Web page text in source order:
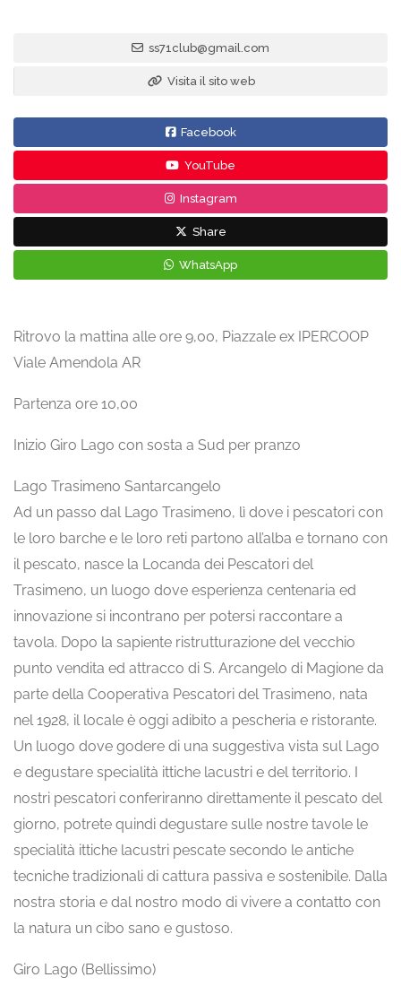
ss71club@gmail.com
Visita il sito web
Facebook
YouTube
Instagram
Share
WhatsApp
Ritrovo la mattina alle ore 9,00, Piazzale ex IPERCOOP
Viale Amendola AR
Partenza ore 10,00
Inizio Giro Lago con sosta a Sud per pranzo
Lago Trasimeno Santarcangelo
Ad un passo dal Lago Trasimeno, lì dove i pescatori con
le loro barche e le loro reti partono all’alba e tornano con
il pescato, nasce la Locanda dei Pescatori del
Trasimeno, un luogo dove esperienza centenaria ed
innovazione si incontrano per potersi raccontare a
tavola. Dopo la sapiente ristrutturazione del vecchio
punto vendita ed attracco di S. Arcangelo di Magione da
parte della Cooperativa Pescatori del Trasimeno, nata
nel 1928, il locale è oggi adibito a pescheria e ristorante.
Un luogo dove godere di una suggestiva vista sul Lago
e degustare specialità ittiche lacustri e del territorio. I
nostri pescatori conferiranno direttamente il pescato del
giorno, potrete quindi degustare sulle nostre tavole le
specialità ittiche lacustri pescate secondo le antiche
tecniche tradizionali di cattura passiva e sostenibile. Dalla
nostra storia e dal nostro modo di vivere a contatto con
la natura un cibo sano e gustoso.
Giro Lago (Bellissimo)